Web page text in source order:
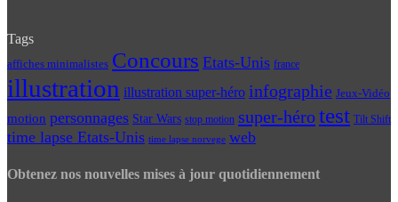
Tags
affiches minimalistes Concours Etats-Unis france
illustration illustration super-héro infographie Jeux-Vidéo
motion personnages Star Wars stop motion super-hérotest Tilt Shift
time lapse Etats-Unis time lapse norvege web
Obtenez nos nouvelles mises à jour quotidiennement